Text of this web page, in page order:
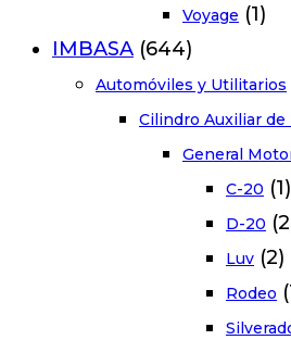
Voyage (1)
IMBASA (644)
Automóviles y Utilitarios
Cilindro Auxiliar de
General
C-20 (1)
D-20
Luv (2)
Rodeo